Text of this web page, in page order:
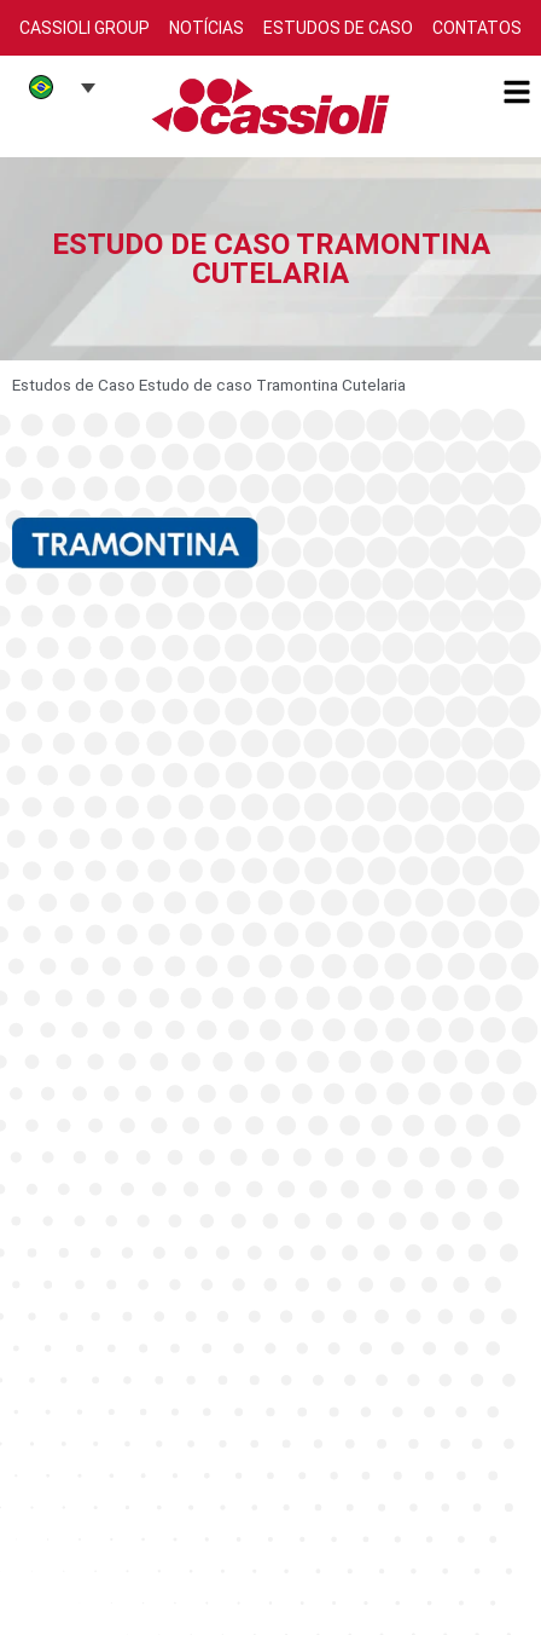
CASSIOLI GROUP NOTÍCIAS ESTUDOS DE CASO CONTATOS
ESTUDO DE CASO TRAMONTINA
CUTELARIA
Estudos de Caso Estudo de caso Tramontina Cutelaria